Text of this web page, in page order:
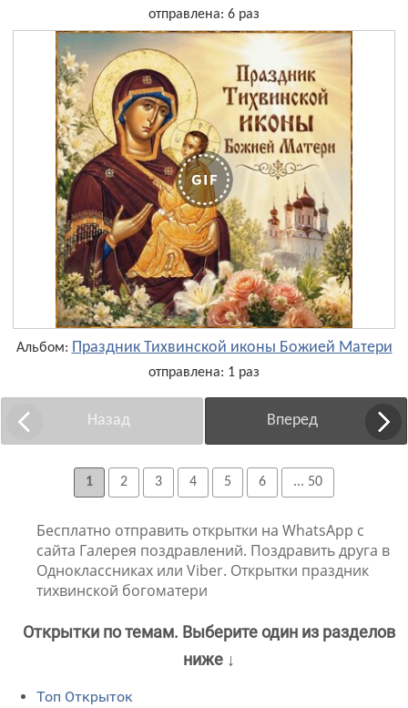
отправлена: 6 раз
Альбом: Праздник Тихвинской иконы Божией Матери
отправлена: 1 раз
Назад Вперед
1 2 3 4 5 6 ... 50
Бесплатно отправить открытки на WhatsApp с
сайта Галерея поздравлений. Поздравить друга в
Одноклассниках или Viber. Открытки праздник
тихвинской богоматери
Открытки по темам. Выберите один из разделов
ниже ↓
Топ Открыток